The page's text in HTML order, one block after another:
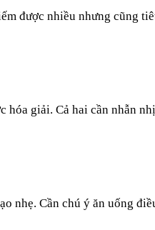
được nhiều nhưng cũng
hóa giải. Cả hai cần nhẫn
nhẹ. Cần chú ý ăn uống